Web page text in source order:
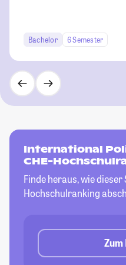
Bachelor 6 Semester
International
CHE-
Finde heraus, wie
Hochschulranking
Zum